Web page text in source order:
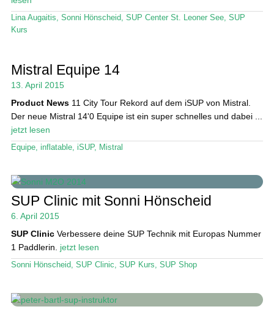
Lina Augaitis, Sonni Hönscheid, SUP Center St. Leoner See, SUP
Kurs
Mistral Equipe 14
13. April 2015
Product News11 City Tour Rekord auf dem iSUP von Mistral.
Der neue Mistral 14'0 Equipe ist ein super schnelles und dabei ...
jetzt lesen
Equipe, inflatable, iSUP, Mistral
SUP Clinic mit Sonni Hönscheid
6. April 2015
SUP ClinicVerbessere deine SUP Technik mit Europas Nummer
1 Paddlerin. jetzt lesen
Sonni Hönscheid, SUP Clinic, SUP Kurs, SUP Shop